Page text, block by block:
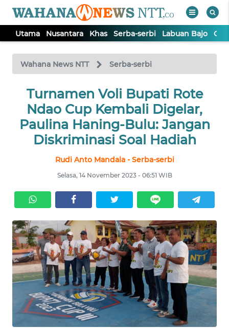
Utama Nusantara Khas Serba-serbi Labuan Bajo
Wahana News NTT Serba-serbi
Turnamen Voli Bupati Rote
Ndao Cup Kembali Digelar,
Paulina Haning-Bulu: Jangan
Diskriminasi Soal Hadiah
Rudi Anto Mandala - Serba-serbi
Selasa, 14 November 2023 - 06:51 WIB
TV
Tutup
UTAMA
NUSANTARA
SERBI
LABUAN
BAJO
OPINI
Informasi
INDEKS